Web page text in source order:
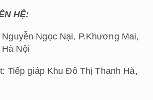
HỆ:
Ngọc Nại, P.Khương Mai,
Nội
Tiếp giáp Khu Đô Thị Thanh Hà,